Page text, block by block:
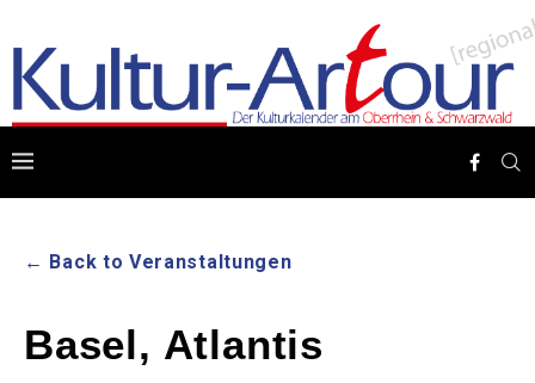
← Back to Veranstaltungen
Basel, Atlantis